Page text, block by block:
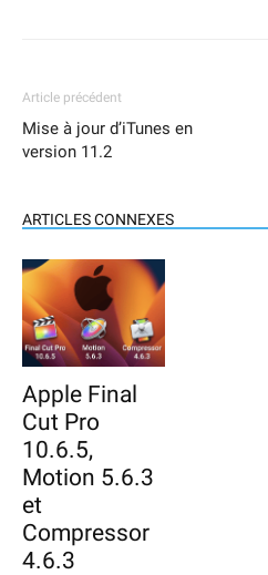
Article précédent
Mise à jour d’iTunes en
version 11.2
ARTICLES CONNEXES
Apple Final
Cut Pro
10.6.5,
Motion 5.6.3
et
Compressor
4.6.3